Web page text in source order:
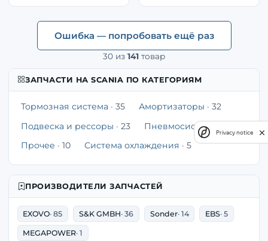
Ошибка — попробовать ещё раз
30 из 141 товар
ЗАПЧАСТИ НА SCANIA ПО КАТЕГОРИЯМ
Тормозная система · 35 Амортизаторы · 32
Подвеска и рессоры · 23 Пневмосистема
Прочее · 10 Система охлаждения · 5
ПРОИЗВОДИТЕЛИ ЗАПЧАСТЕЙ
EXOVO· 85 S&K GMBH· 36 Sonder· 14 EBS· 5
MEGAPOWER· 1
Privacy notice